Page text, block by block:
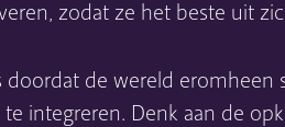
zodat ze het beste uit
doordat de wereld eromheen
integreren. Denk aan de